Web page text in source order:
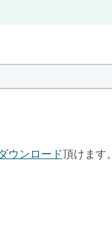
ウンロード頂けます。